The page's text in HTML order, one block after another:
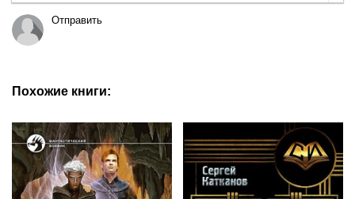
Отправить
Похожие книги: